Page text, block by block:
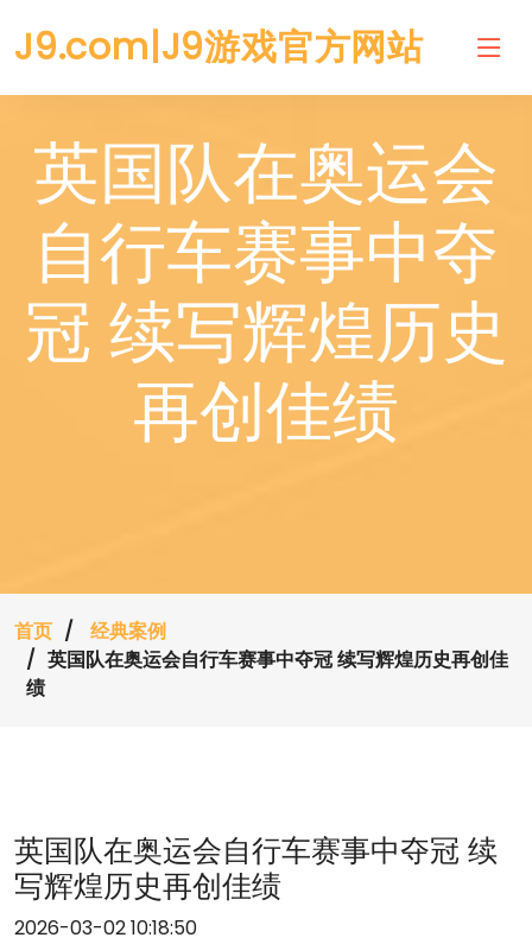
J9.com|J9游戏官方网站
英国队在奥运会
自行车赛事中夺
冠 续写辉煌历史
再创佳绩
首页
经典案例
英国队在奥运会自行车赛事中夺冠 续写辉煌历史再创佳
绩
英国队在奥运会自行车赛事中夺冠 续
写辉煌历史再创佳绩
2026-03-02 10:18:50